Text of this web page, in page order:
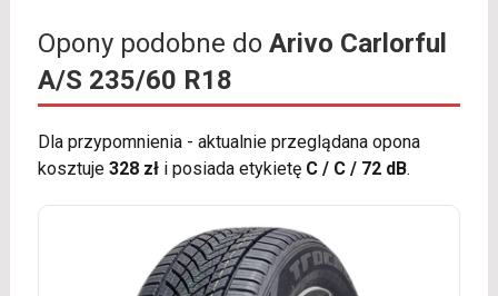
Opony podobne do Arivo Carlorful
A/S 235/60 R18
Dla przypomnienia - aktualnie przeglądana opona
kosztuje 328 złi posiada etykietę C / C / 72 dB.